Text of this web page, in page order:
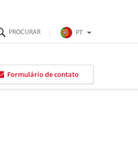
PT
Formulário de contato